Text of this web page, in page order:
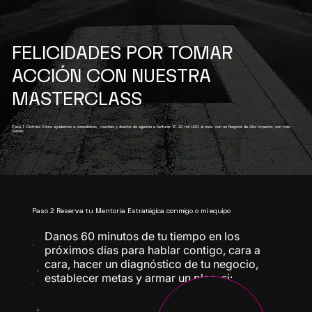
Paso 2: Reserva tu Mentoría Estratégica conmigo o mi equipo
Danos 60 minutos de tu tiempo en los
próximos días para hablar contigo, cara a
cara, hacer un diagnóstico de tu negocio,
establecer metas y armar un plan, si:
1
4
FELICIDADES POR TOMAR
ACCIÓN CON NUESTRA
MASTERCLASS
Paso 1: Disfruta Cómo ayudamos a consultores, coaches y dueños de agencia a facturar 10-20 mil USD al mes, con un Negocio de Alto Impacto, con Iván
Gezan.